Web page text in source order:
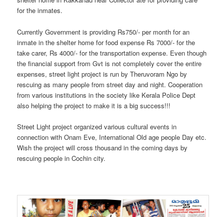
for the inmates.
Currently Government is providing Rs750/- per month for an
inmate in the shelter home for food expense Rs 7000/- for the
take carer, Rs 4000/- for the transportation expense. Even though
the financial support from Gvt is not completely cover the entire
expenses, street light project is run by Theruvoram Ngo by
rescuing as many people from street day and night. Cooperation
from various institutions in the society like Kerala Police Dept
also helping the project to make it is a big success!!!
Street Light project organized various cultural events in
connection with Onam Eve, International Old age people Day etc.
Wish the project will cross thousand in the coming days by
rescuing people in Cochin city.